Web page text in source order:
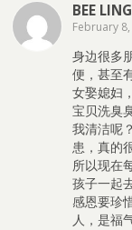
BEE LING
February
身边很多
便，甚至
女娶媳妇
宝贝洗臭
我清洁呢
患，真的
所以现在
孩子一起
感恩要珍
人，是福气